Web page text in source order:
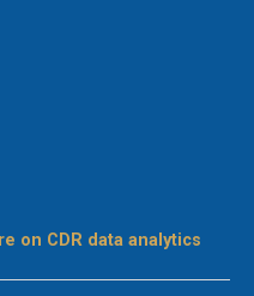
on CDR data analytics